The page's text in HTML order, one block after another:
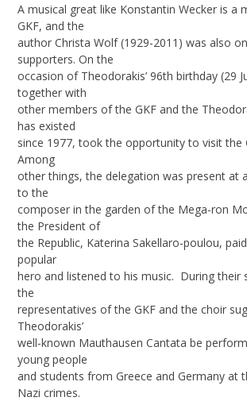
A musical great like Konstantin Wecker is a
GKF, and the
author Christa Wolf (1929-2011) was also
supporters. On the
occasion of Theodorakis’ 96th birthday (29
together with
other members of the GKF and the
has existed
since 1977, took the opportunity to visit the
Among
other things, the delegation was present at
to the
composer in the garden of the Mega-ron
the President of
the Republic, Katerina Sakellaro-poulou,
popular
hero and listened to his music. During their
the
representatives of the GKF and the choir
Theodorakis’
well-known Mauthausen Cantata be
young people
and students from Greece and Germany at
Nazi crimes.